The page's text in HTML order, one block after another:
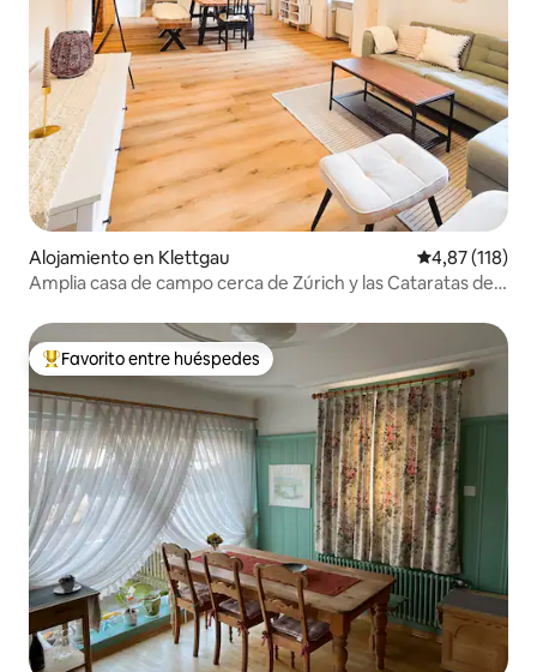
Alojamiento en Klettgau Calificación
4,87 (118)
Amplia casa de campo cerca de Zúrich y las Cataratas del
Favorito entre los huéspedes más destacados
Favorito entre huéspedes